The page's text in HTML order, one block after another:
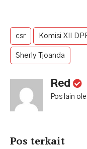
csr Komisi XII
Sherly Tjoanda
Red
Pos lain
Pos terkait